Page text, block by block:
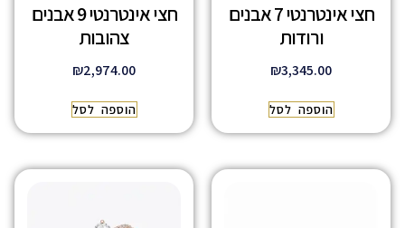
חצי אינטרנטי 7 אבנים
ורודות
₪3,345.00
הוספה לסל
חצי אינטרנטי 9 אבנים
צהובות
₪2,974.00
הוספה לסל